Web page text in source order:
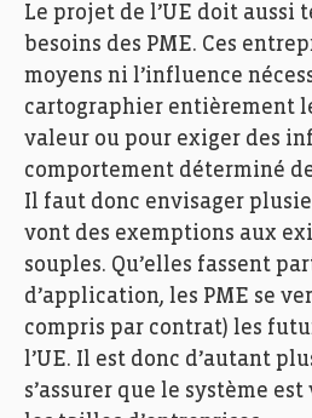
Le projet de l’UE doit aussi
besoins des PME. Ces
moyens ni l’influence
cartographier entièrement
valeur ou pour exiger des
comportement déterminé
Il faut donc envisager
vont des exemptions aux
souples. Qu’elles fassent
d’application, les PME se
compris par contrat) les
l’UE. Il est donc d’autant
s’assurer que le système